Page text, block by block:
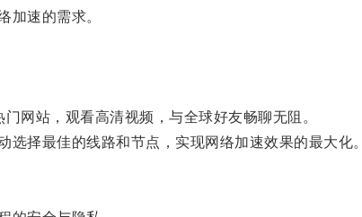
速的需求。
站，观看高清视频，与全球好友畅聊无阻。
择最佳的线路和节点，实现网络加速效果的最大化。